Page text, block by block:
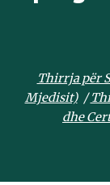
Thirrja për
Mjedisit) /
dhe